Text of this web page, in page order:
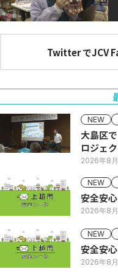
Twitter でJCV
NEW
大島区
ロジェ
2026年8
NEW
安全安
2026年8
NEW
安全安
2026年8